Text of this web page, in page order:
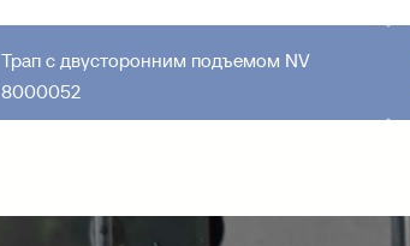
Трап с двусторонним подъемом NV
8000052